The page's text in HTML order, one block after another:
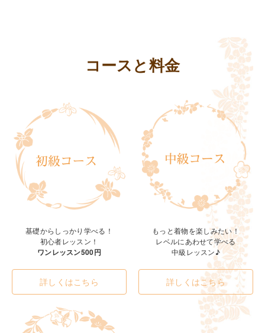
コースと料金
基礎からしっかり学べる！
初心者レッスン！
ワンレッスン500円
詳しくはこちら
もっと着物を楽しみたい！
レベルにあわせて学べる
中級レッスン♪
詳しくはこちら